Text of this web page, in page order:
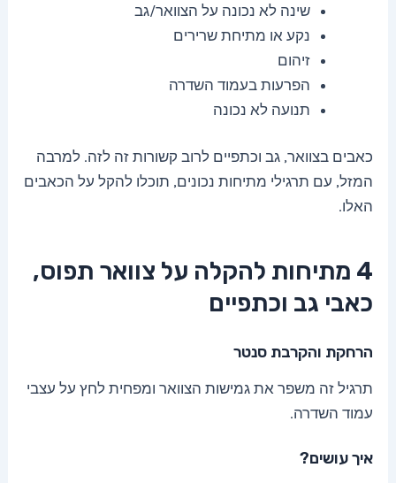
שינה לא נכונה על הצוואר/גב
נקע או מתיחת שרירים
זיהום
הפרעות בעמוד השדרה
תנועה לא נכונה
כאבים בצוואר, גב וכתפיים לרוב קשורות זה לזה. למרבה
המזל, עם תרגילי מתיחות נכונים, תוכלו להקל על הכאבים
האלו.
4 מתיחות להקלה על צוואר תפוס,
כאבי גב וכתפיים
הרחקת והקרבת סנטר
תרגיל זה משפר את גמישות הצוואר ומפחית לחץ על עצבי
עמוד השדרה.
איך עושים?